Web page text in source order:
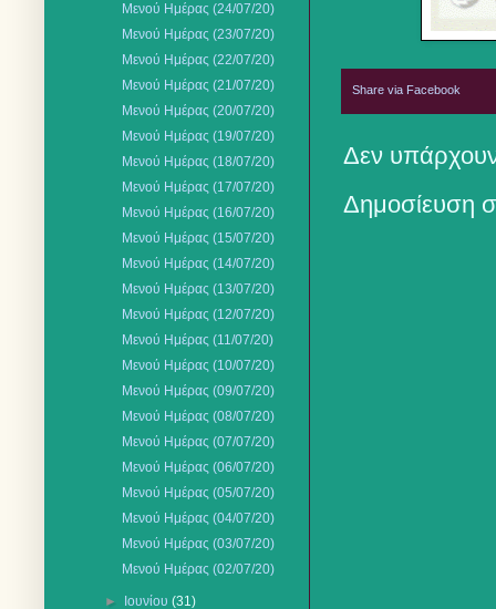
Share via Facebook
Δεν
Δημοσίευση
Μενού Ημέρας (24/07/20)
Μενού Ημέρας (23/07/20)
Μενού Ημέρας (22/07/20)
Μενού Ημέρας (21/07/20)
Μενού Ημέρας (20/07/20)
Μενού Ημέρας (19/07/20)
Μενού Ημέρας (18/07/20)
Μενού Ημέρας (17/07/20)
Μενού Ημέρας (16/07/20)
Μενού Ημέρας (15/07/20)
Μενού Ημέρας (14/07/20)
Μενού Ημέρας (13/07/20)
Μενού Ημέρας (12/07/20)
Μενού Ημέρας (11/07/20)
Μενού Ημέρας (10/07/20)
Μενού Ημέρας (09/07/20)
Μενού Ημέρας (08/07/20)
Μενού Ημέρας (07/07/20)
Μενού Ημέρας (06/07/20)
Μενού Ημέρας (05/07/20)
Μενού Ημέρας (04/07/20)
Μενού Ημέρας (03/07/20)
Μενού Ημέρας (02/07/20)
► Ιουνίου(31)